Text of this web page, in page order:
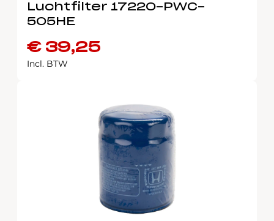
Luchtfilter 17220-PWC-
505HE
€39,25
Incl. BTW